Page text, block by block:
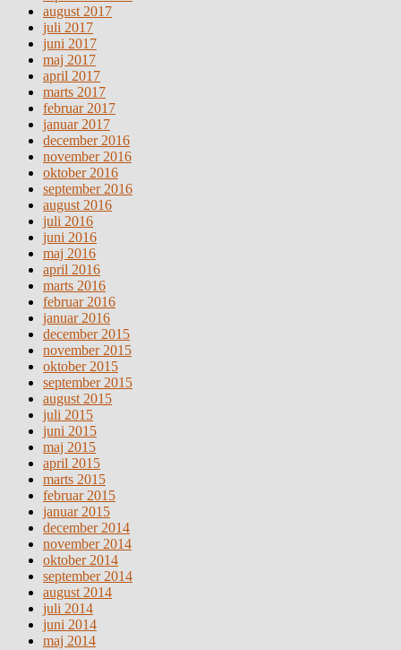
august 2017
juli 2017
juni 2017
maj 2017
april 2017
marts 2017
februar 2017
januar 2017
december 2016
november 2016
oktober 2016
september 2016
august 2016
juli 2016
juni 2016
maj 2016
april 2016
marts 2016
februar 2016
januar 2016
december 2015
november 2015
oktober 2015
september 2015
august 2015
juli 2015
juni 2015
maj 2015
april 2015
marts 2015
februar 2015
januar 2015
december 2014
november 2014
oktober 2014
september 2014
august 2014
juli 2014
juni 2014
maj 2014